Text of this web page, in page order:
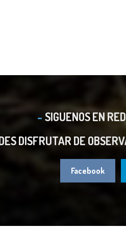
SIGUENOS EN
DISFRUTAR DE
Facebook